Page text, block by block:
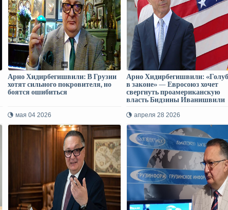
Арно Хидирбегишвили: В Грузии
хотят сильного покровителя, но
боятся ошибиться
мая 04 2026
Арно Хидирбегишвили:
в законе» — Евросоюз хочет
свергнуть проамериканскую
власть Бидзины Иванишвили
апреля 28 2026